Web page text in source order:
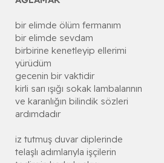
bir elimde ölüm fermanım
bir elimde sevdam
birbirine kenetleyip ellerimi
yürüdüm
gecenin bir vaktidir
kirli sarı ışığı sokak lambalarının
ve karanlığın bilindik sözleri
ardımdadır
iz tutmuş duvar diplerinde
telaşlı adımlarıyla işçilerin